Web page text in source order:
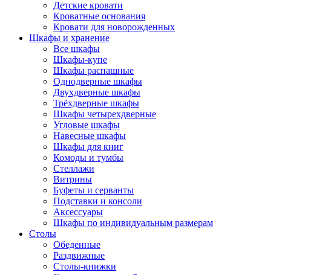
Детские кровати
Кроватные основания
Кровати для новорожденных
Шкафы и хранение
Все шкафы
Шкафы-купе
Шкафы распашные
Однодверные шкафы
Двухдверные шкафы
Трёхдверные шкафы
Шкафы четырехдверные
Угловые шкафы
Навесные шкафы
Шкафы для книг
Комоды и тумбы
Стеллажи
Витрины
Буфеты и серванты
Подставки и консоли
Аксессуары
Шкафы по индивидуальным размерам
Столы
Обеденные
Раздвижные
Столы-книжки